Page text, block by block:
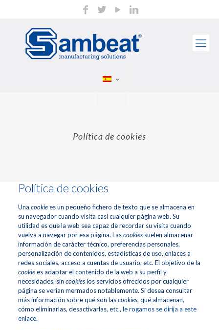
Política de cookies
Política de cookies
Unacookiees un pequeño fichero de texto que se almacena en
su navegador cuando visita casi cualquier página web. Su
utilidad es que la web sea capaz de recordar su visita cuando
vuelva a navegar por esa página. Lascookies suelen almacenar
información de carácter técnico, preferencias personales,
personalización de contenidos, estadísticas de uso, enlaces a
redes sociales, acceso a cuentas de usuario, etc. El objetivo de la
cookiees adaptar el contenido de la web a su perfil y
necesidades, sincookieslos servicios ofrecidos por cualquier
página se verían mermados notablemente. Si desea consultar
más información sobre qué son lascookies, qué almacenan,
cómo eliminarlas, desactivarlas, etc.,le rogamos se dirija a este
enlace.